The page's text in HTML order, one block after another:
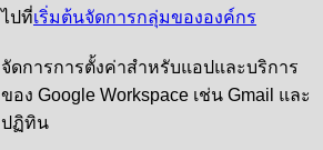
ไปที่เริ่มต้นจัดการกลุ่มขององค์กร
จัดการการตั้งค่าสำหรับแอปและบริการ
ของ Google Workspace เช่น Gmail และ
ปฏิทิน